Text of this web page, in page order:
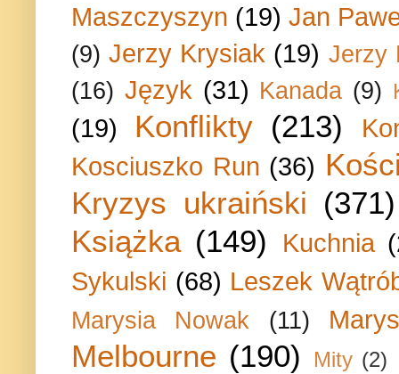
Maszczyszyn (19) Jan
(9) Jerzy Krysiak (19) Jerzy
(16) Język (31) Kanada (9)
(19) Konflikty (213)
Kosciuszko Run (36)
Kryzys ukraiński (371)
Książka (149) Kuchnia
Sykulski (68) Leszek
Marysia Nowak (11)
Melbourne (190) Mity (2)